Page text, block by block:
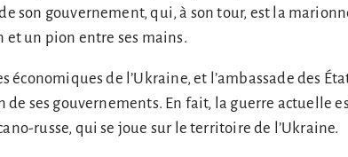
son gouvernement, qui, à son tour, est la
et un pion entre ses mains.
économiques de l’Ukraine, et l’ambassade des
de ses gouvernements. En fait, la guerre actuelle
russe, qui se joue sur le territoire de l’Ukraine.